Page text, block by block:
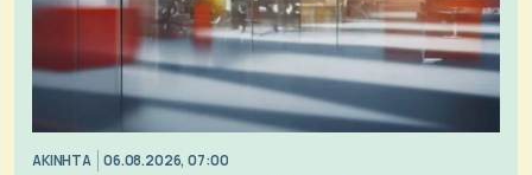
ΑΚΙΝΗΤΑ 06.08.2026, 07:00